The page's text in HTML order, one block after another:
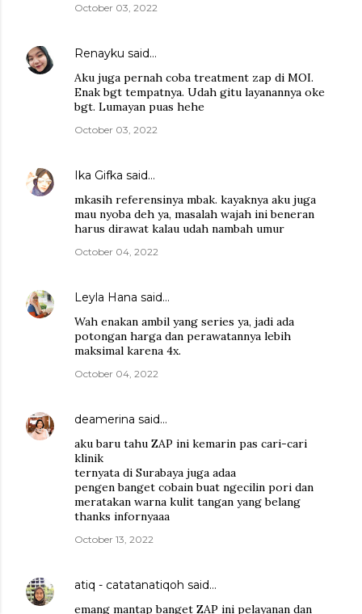
October 03, 2022
Renayku said…
Aku juga pernah coba treatment zap di MOI.
Enak bgt tempatnya. Udah gitu layanannya oke
bgt. Lumayan puas hehe
October 03, 2022
Ika Gifka said…
mkasih referensinya mbak. kayaknya aku juga
mau nyoba deh ya, masalah wajah ini beneran
harus dirawat kalau udah nambah umur
October 04, 2022
Leyla Hana said…
Wah enakan ambil yang series ya, jadi ada
potongan harga dan perawatannya lebih
maksimal karena 4x.
October 04, 2022
deamerina said…
aku baru tahu ZAP ini kemarin pas cari-cari
klinik
ternyata di Surabaya juga adaa
pengen banget cobain buat ngecilin pori dan
meratakan warna kulit tangan yang belang
thanks infornyaaa
October 13, 2022
atiq - catatanatiqoh said…
emang mantap banget ZAP ini pelayanan dan